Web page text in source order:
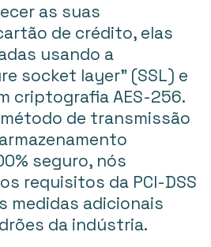
as suas
de crédito, elas
usando a
socket layer” (SSL) e
criptografia AES-256.
de transmissão
seguro, nós
requisitos da PCI-DSS
medidas adicionais
da indústria.